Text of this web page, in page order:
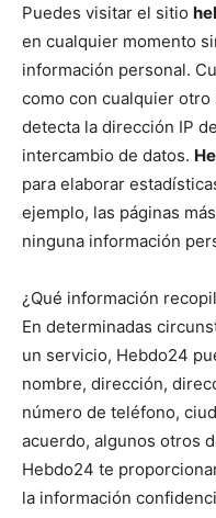
Puedes visitar el sitio
en cualquier momento
información personal.
como con cualquier
detecta la dirección IP
intercambio de datos.
para elaborar
ejemplo, las páginas
ninguna información
¿Qué información
En determinadas
un servicio, Hebdo24
nombre, dirección,
número de teléfono,
acuerdo, algunos otros
Hebdo24 te
la información